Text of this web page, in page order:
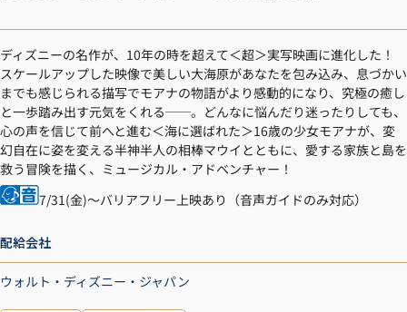
ディズニーの名作が、10年の時を超えて＜超＞実写映画に進化した！
スケールアップした映像で美しい大海原があなたを包み込み、息づかい
までも感じられる描写でモアナの物語がより感動的になり、究極の癒し
と一歩踏み出す元気をくれる──。どんなに悩んだり迷ったりしても、
心の声を信じて前へと進む＜海に選ばれた＞16歳の少女モアナが、変
幻自在に姿を変える半神半人の相棒マウイとともに、愛する家族と島を
救う冒険を描く、ミュージカル・アドベンチャー！
7/31(金)～バリアフリー上映あり（音声ガイドのみ対応）
配給会社
ウォルト・ディズニー・ジャパン